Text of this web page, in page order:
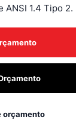
ANSI 1.4 Tipo 2.
orçamento